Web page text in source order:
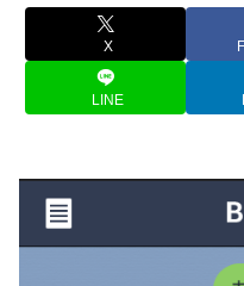
X
LINE